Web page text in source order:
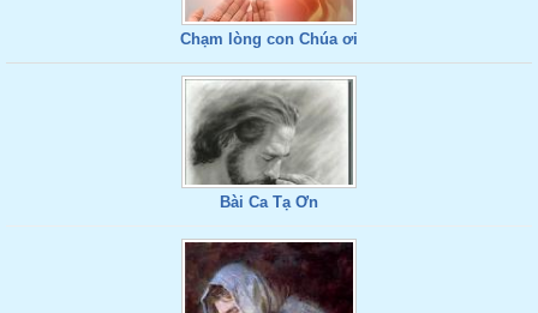
Chạm lòng con Chúa ơi
Bài Ca Tạ Ơn